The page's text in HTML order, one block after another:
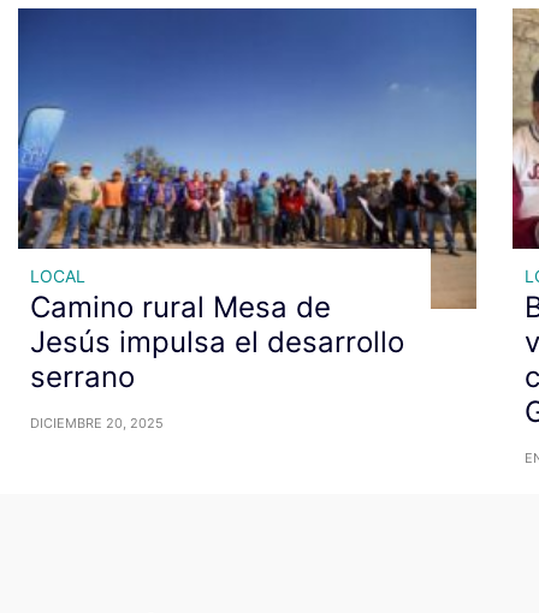
LOCAL
Camino rural Mesa de
Jesús impulsa el desarrollo
serrano
DICIEMBRE 20, 2025